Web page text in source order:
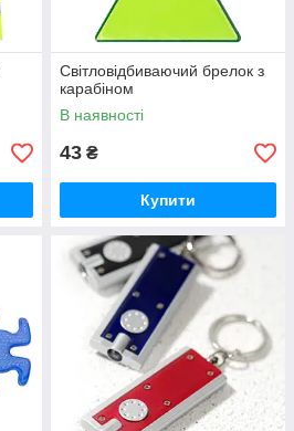
Світловідбиваючий брелок з
карабіном
В наявності
43 ₴
Купити